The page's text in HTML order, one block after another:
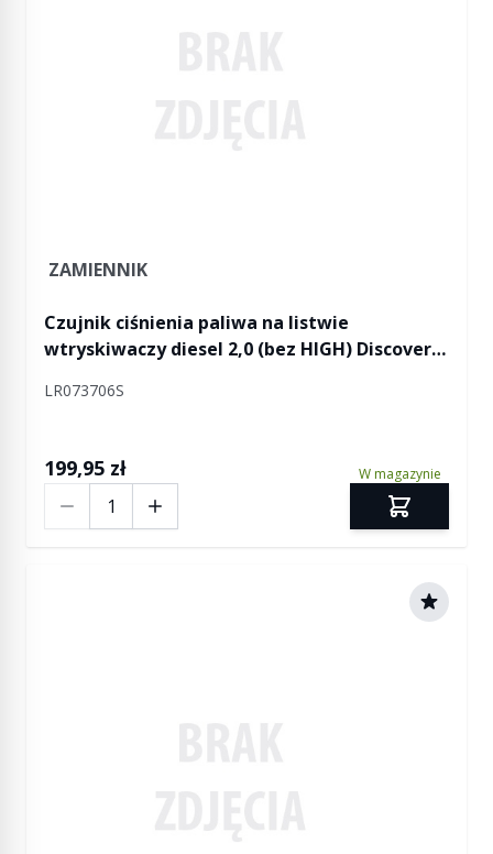
ZAMIENNIK
Czujnik ciśnienia paliwa na listwie
wtryskiwaczy diesel 2,0 (bez HIGH) Discovery
RR Velar
LR073706S
199,95 zł W magazynie